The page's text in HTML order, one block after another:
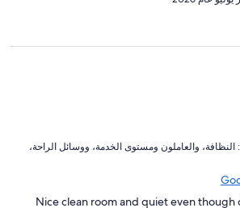
عناصر نالت الإعجاب: ⁦النظافة⁩، و⁦العاملون ومستوى الخدمة⁩، و⁦وسائل الراحة⁩،
Nice clean room and quiet even